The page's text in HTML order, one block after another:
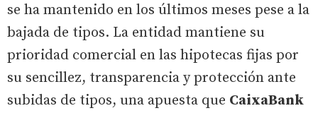
se ha mantenido en los últimos meses pese a la
bajada de tipos. La entidad mantiene su
prioridad comercial en las hipotecas fijas por
su sencillez, transparencia y protección ante
subidas de tipos, una apuesta que CaixaBank